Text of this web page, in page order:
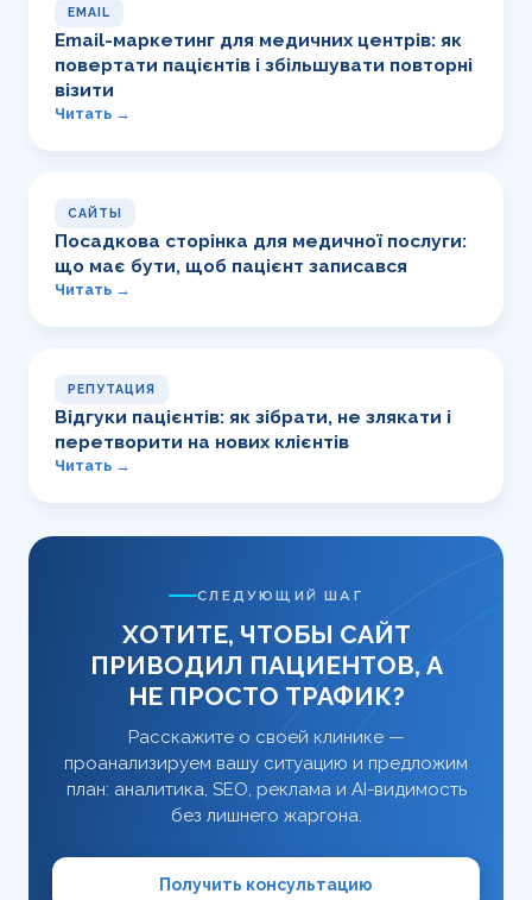
EMAIL
Email-маркетинг для медичних центрів: як
повертати пацієнтів і збільшувати повторні
візити
Читать →
САЙТЫ
Посадкова сторінка для медичної послуги:
що має бути, щоб пацієнт записався
Читать →
РЕПУТАЦИЯ
Відгуки пацієнтів: як зібрати, не злякати і
перетворити на нових клієнтів
Читать →
СЛЕДУЮЩИЙ ШАГ
ХОТИТЕ, ЧТОБЫ САЙТ
ПРИВОДИЛ ПАЦИЕНТОВ, А
НЕ ПРОСТО ТРАФИК?
Расскажите о своей клинике —
проанализируем вашу ситуацию и предложим
план: аналитика, SEO, реклама и AI-видимость
без лишнего жаргона.
Получить консультацию